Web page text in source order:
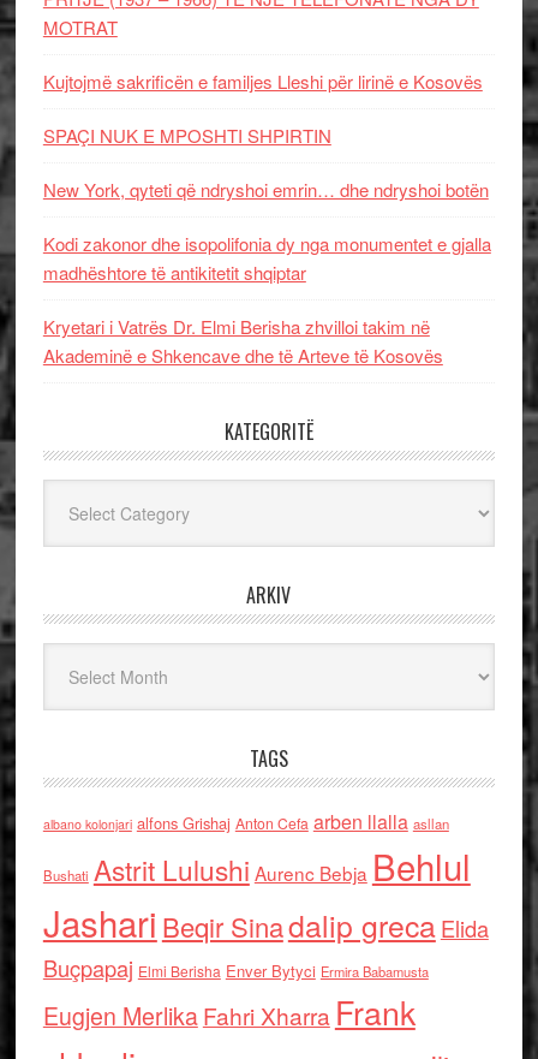
MOTRAT
Kujtojmë sakrificën e familjes Lleshi për lirinë e Kosovës
SPAÇI NUK E MPOSHTI SHPIRTIN
New York, qyteti që ndryshoi emrin… dhe ndryshoi botën
Kodi zakonor dhe isopolifonia dy nga monumentet e gjalla
madhështore të antikitetit shqiptar
Kryetari i Vatrës Dr. Elmi Berisha zhvilloi takim në
Akademinë e Shkencave dhe të Arteve të Kosovës
KATEGORITË
ARKIV
TAGS
albano kolonjari alfons Grishaj Anton Cefa arben llalla asllan
Bushati Astrit Lulushi Aurenc Bebja Behlul
Jashari Beqir Sinadalip grecaElida
Buçpapaj Elmi Berisha Enver Bytyci Ermira Babamusta
Eugjen MerlikaFahri Xharra Frank